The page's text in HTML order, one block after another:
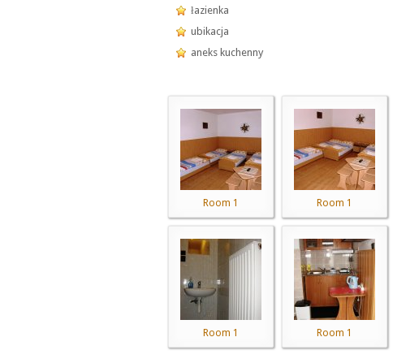
łazienka
ubikacja
aneks kuchenny
Room 1 Room 1
Room 1 Room 1